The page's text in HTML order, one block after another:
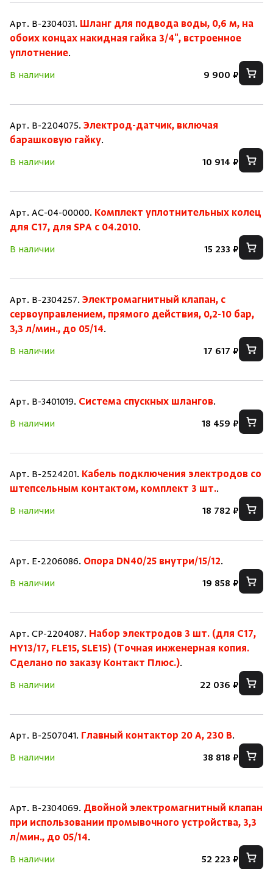
Арт. B-2304031. Шланг для подвода воды, 0,6 м, на
обоих концах накидная гайка 3/4", встроенное
уплотнение.
В наличии
9 900 ₽
Арт. B-2204075. Электрод-датчик, включая
барашковую гайку.
В наличии
10 914 ₽
Арт. AC-04-00000. Комплект уплотнительных колец
для C17, для SPA c 04.2010.
В наличии
15 233 ₽
Арт. B-2304257. Электромагнитный клапан, с
сервоуправлением, прямого действия, 0,2-10 бар,
3,3 л/мин., до 05/14.
В наличии
17 617 ₽
Арт. B-3401019. Система спускных шлангов.
В наличии
18 459 ₽
Арт. B-2524201. Кабель подключения электродов со
штепсельным контактом, комплект 3 шт..
В наличии
18 782 ₽
Арт. E-2206086. Опора DN40/25 внутри/15/12.
В наличии
19 858 ₽
Арт. CP-2204087. Набор электродов 3 шт. (для C17,
HY13/17, FLE15, SLE15) (Точная инженерная копия.
Cделано по заказу Контакт Плюс.).
В наличии
22 036 ₽
Арт. B-2507041. Главный контактор 20 А, 230 В.
В наличии
38 818 ₽
Арт. B-2304069. Двойной электромагнитный клапан
при использовании промывочного устройства, 3,3
л/мин., до 05/14.
В наличии
52 223 ₽